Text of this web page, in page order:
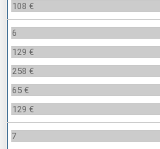
108 €
6
129 €
258 €
65 €
129 €
7